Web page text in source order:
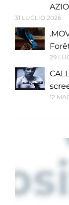
31 LUGLIO 2026
29
12